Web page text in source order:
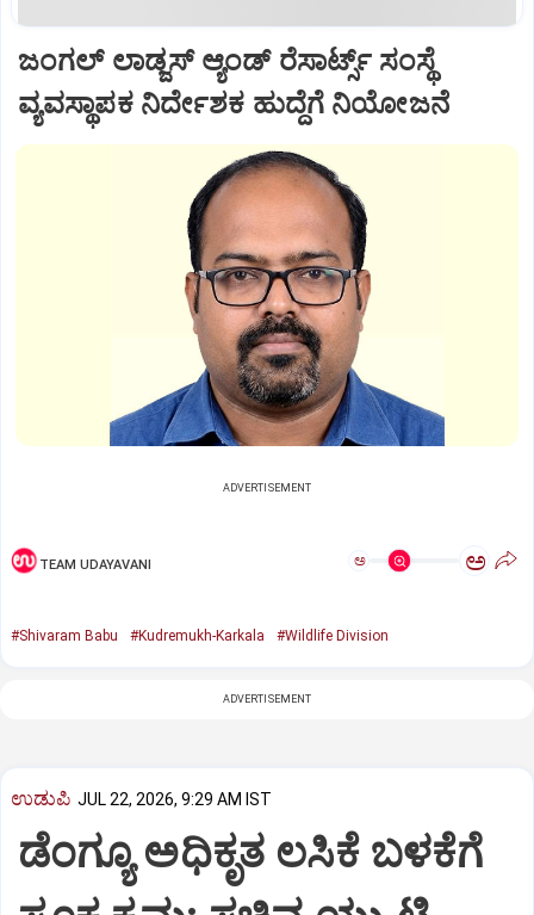
ಜಂಗಲ್ ಲಾಡ್ಜಸ್ ಆ್ಯಂಡ್ ರೆಸಾರ್ಟ್ಸ್ ಸಂಸ್ಥೆ
ವ್ಯವಸ್ಥಾಪಕ ನಿರ್ದೇಶಕ ಹುದ್ದೆಗೆ ನಿಯೋಜನೆ
ADVERTISEMENT
TEAM UDAYAVANI ಅ ಅ
#Shivaram Babu #Kudremukh-Karkala #Wildlife Division
ADVERTISEMENT
ಉಡುಪಿ JUL 22, 2026, 9:29 AM IST
ಡೆಂಗ್ಯೂ ಅಧಿಕೃತ ಲಸಿಕೆ ಬಳಕೆಗೆ